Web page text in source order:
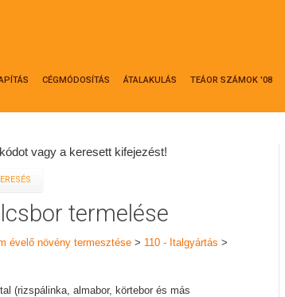
CÉGMÓDOSÍTÁS ÁTALAKULÁS TEÁOR SZÁMOK '08
vagy a keresett kifejezést!
termelése
évelő növény termesztése > 110 - Italgyártás >
(rizspálinka, almabor, körtebor és más